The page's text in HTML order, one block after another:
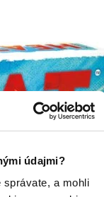
údajmi?
správate, a mohli